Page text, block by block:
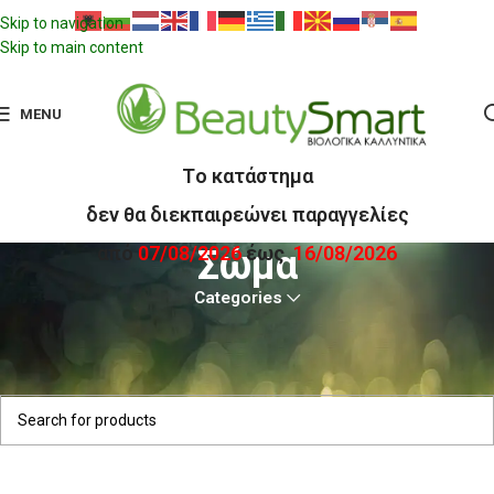
Skip to navigation
Skip to main content
MENU
Tο κατάστημα
δεν θα διεκπαιρεώνει παραγγελίες
07/08/2026έως16/08/2026
Σώμα
Categories
Δεν βρέθηκε κανένα προϊόν που να ταιριάζει με την επιλογή σας.